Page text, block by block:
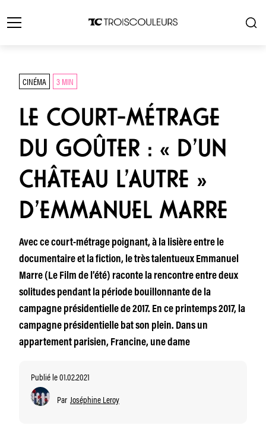
CINÉMA 3 MIN
LE COURT-MÉTRAGE
DU GOÛTER : « D’UN
CHÂTEAU L’AUTRE »
D’EMMANUEL MARRE
Avec ce court-métrage poignant, à la lisière entre le
documentaire et la fiction, le très talentueux Emmanuel
Marre (Le Film de l’été) raconte la rencontre entre deux
solitudes pendant la période bouillonnante de la
campagne présidentielle de 2017. En ce printemps 2017, la
campagne présidentielle bat son plein. Dans un
appartement parisien, Francine, une dame
Publié le 01.02.2021
Par Joséphine Leroy